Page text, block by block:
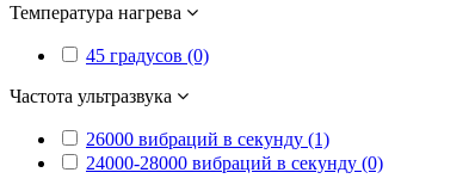
Температура нагрева
45 градусов (0)
Частота ультразвука
26000 вибраций в секунду (1)
24000-28000 вибраций в секунду (0)